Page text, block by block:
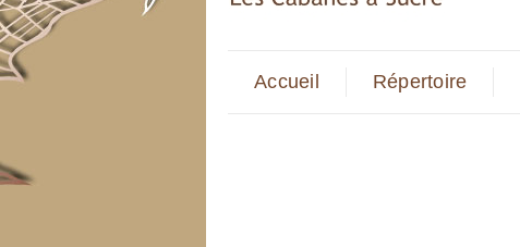
Accueil Répertoire